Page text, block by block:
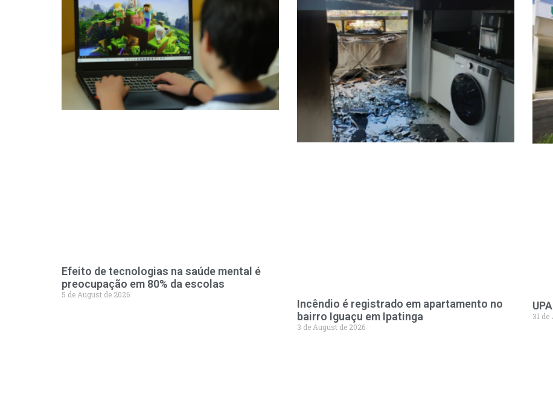
Efeito de tecnologias na saúde mental é
preocupação em 80% da escolas
5 de August de 2026
Incêndio é registrado em apartamento no
bairro Iguaçu em Ipatinga
3 de August de 2026
31 de